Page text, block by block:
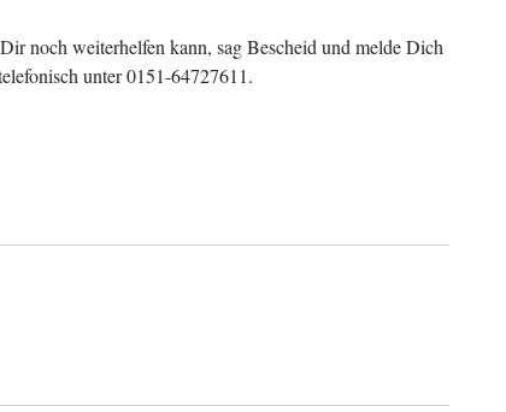
noch weiterhelfen kann, sag Bescheid und melde Dich
unter 0151-64727611.